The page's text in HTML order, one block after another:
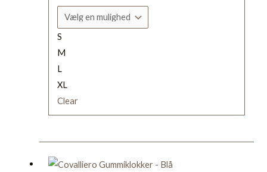
S
M
L
XL
Clear
kan
vælges
varesiden
vare